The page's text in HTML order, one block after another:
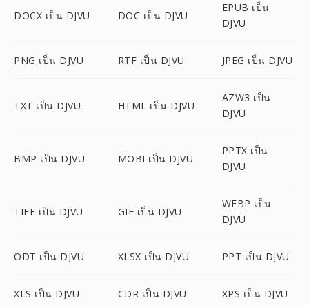
DOCX เป็น DJVU DOC เป็น DJVU
EPUB เป็น
DJVU
PNG เป็น DJVU RTF เป็น DJVU JPEG เป็น DJVU
TXT เป็น DJVU HTML เป็น DJVU
AZW3 เป็น
DJVU
BMP เป็น DJVU MOBI เป็น DJVU
PPTX เป็น
DJVU
TIFF เป็น DJVU GIF เป็น DJVU
WEBP เป็น
DJVU
ODT เป็น DJVU XLSX เป็น DJVU PPT เป็น DJVU
XLS เป็น DJVU CDR เป็น DJVU XPS เป็น DJVU